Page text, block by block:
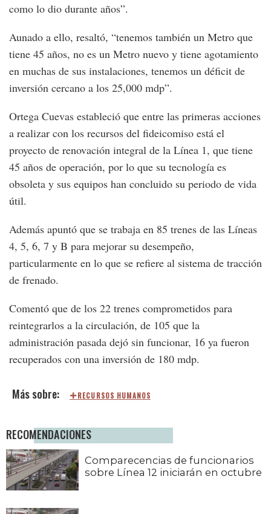
como lo dio durante años”.
Aunado a ello, resaltó, “tenemos también un Metro que
tiene 45 años, no es un Metro nuevo y tiene agotamiento
en muchas de sus instalaciones, tenemos un déficit de
inversión cercano a los 25,000 mdp”.
Ortega Cuevas estableció que entre las primeras acciones
a realizar con los recursos del fideicomiso está el
proyecto de renovación integral de la Línea 1, que tiene
45 años de operación, por lo que su tecnología es
obsoleta y sus equipos han concluido su periodo de vida
útil.
Además apuntó que se trabaja en 85 trenes de las Líneas
4, 5, 6, 7 y B para mejorar su desempeño,
particularmente en lo que se refiere al sistema de tracción
de frenado.
Comentó que de los 22 trenes comprometidos para
reintegrarlos a la circulación, de 105 que la
administración pasada dejó sin funcionar, 16 ya fueron
recuperados con una inversión de 180 mdp.
RECURSOS HUMANOS
RECOMENDACIONES
Comparecencias de funcionarios
sobre Línea 12 iniciarán en octubre